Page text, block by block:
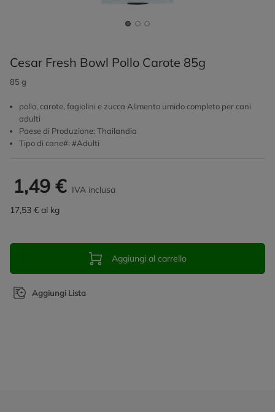
Cesar Fresh Bowl Pollo Carote 85g
85 g
pollo, carote, fagiolini e zucca Alimento umido completo per cani
adulti
Paese di Produzione: Thailandia
Tipo di cane#: #Adulti
1,49 € IVA inclusa
17,53 € al kg
Aggiungi al carrello
Aggiungi Lista